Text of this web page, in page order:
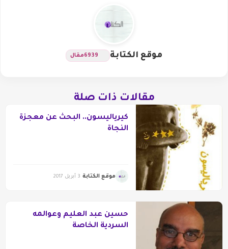
موقع الكتابة 6939مقال
مقالات ذات صلة
كيرياليسون.. البحث عن معجزة
النجاة
موقع الكتابة 3 أبريل 2017
حسين عبد العليم وعوالمه
السردية الخاصة